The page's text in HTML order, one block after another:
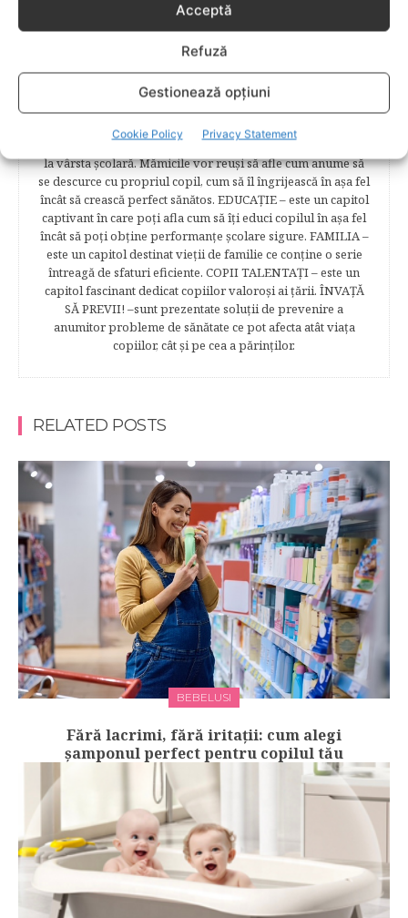
Acceptă
Refuză
Gestionează opțiuni
Cookie Policy Privacy Statement
analize necesare, alimentaţie, sănătate, pregătire pentru
naştere. Tot aici puteti găsi informaţii preţioase dedicate
naşterii şi recuperării postpartum. BEBELUŞUL ÎN PRIMUL
ANIŞOR – este un capitol destinat îngrijirii sugarului.
Alăptarea, scorul Apgar, îngrijirea bontului ombilical,
prima băiţă, diversificarea sunt doar câteva dintre cele mai
captivante subcategorii. COPILUL 1-6 ANI – este un capitol
dedicat creşterii şi îngrijirii copilului din primul an şi până
la vârsta şcolară. Mămicile vor reuşi să afle cum anume să
se descurce cu propriul copil, cum să îl îngrijească în aşa fel
încât să crească perfect sănătos. EDUCAŢIE – este un capitol
captivant în care poţi afla cum să îţi educi copilul în aşa fel
încât să poţi obţine performanţe şcolare sigure. FAMILIA –
este un capitol destinat vieţii de familie ce conţine o serie
întreagă de sfaturi eficiente. COPII TALENTAŢI – este un
capitol fascinant dedicat copiilor valoroși ai țării. ÎNVAŢĂ
SĂ PREVII! –sunt prezentate soluţii de prevenire a
anumitor probleme de sănătate ce pot afecta atât viaţa
copiilor, cât şi pe cea a părinţilor.
RELATED POSTS
BEBELUSI
Fără lacrimi, fără iritații: cum alegi
șamponul perfect pentru copilul tău